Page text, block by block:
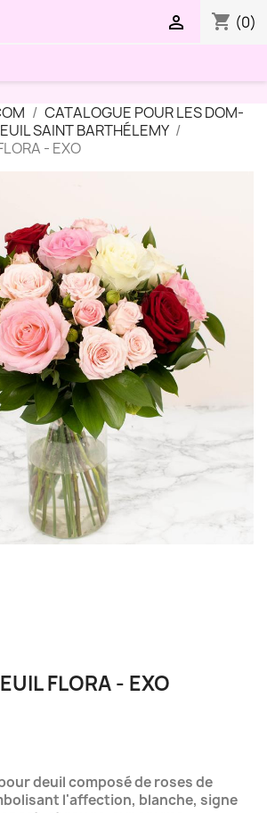
shopping_cart (0)

CATALOGUE POUR LES DOM-
SAINT BARTHÉLEMY
- EXO
FLORA - EXO
deuil composé de roses de
l'affection, blanche, signe